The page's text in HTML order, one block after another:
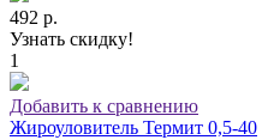
492 р.
Узнать скидку!
1
Добавить к сравнению
Жироуловитель Термит 0,5-40